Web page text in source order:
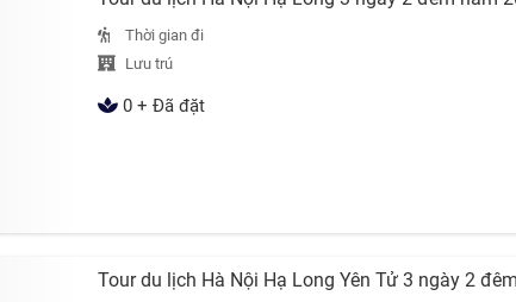
Thời gian đi
Lưu trú
0 + Đã đặt
Tour du lịch Hà Nội Hạ Long Yên Tử 3 ngày 2